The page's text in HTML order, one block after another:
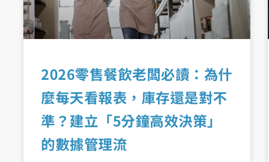
2026零售餐飲老闆必讀：為什
麼每天看報表，庫存還是對不
準？建立「5分鐘高效決策」
的數據管理流